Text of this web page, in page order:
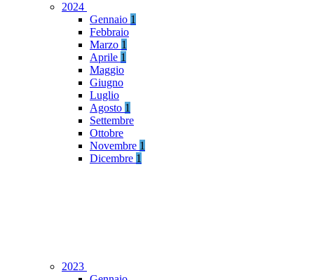
2024
Gennaio 1
Febbraio
Marzo 1
Aprile 1
Maggio
Giugno
Luglio
Agosto 1
Settembre
Ottobre
Novembre 1
Dicembre 1
2023